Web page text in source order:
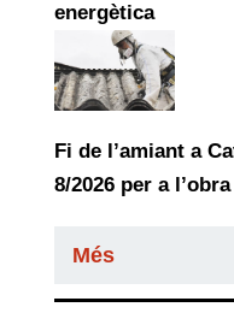
energètica
Fi de l’amiant a
8/2026 per a l’obra
Més